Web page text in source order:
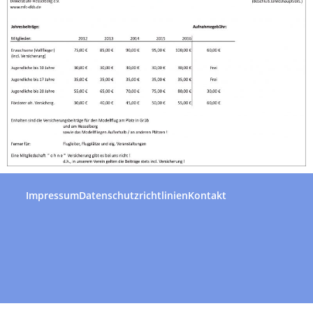
ImpressumDatenschutzrichtlinienKontakt